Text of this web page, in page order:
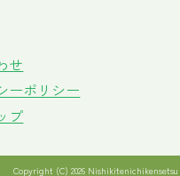
せ
ーポリシー
プ
Copyright (C) 2026 Nishikitenichikensetsu